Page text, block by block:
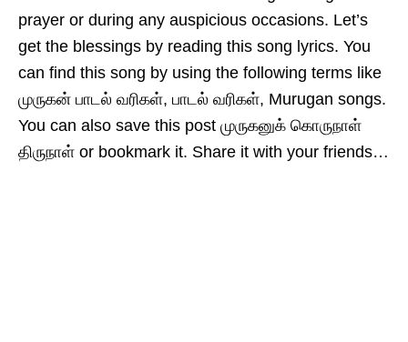
prayer or during any auspicious occasions. Let’s
get the blessings by reading this song lyrics. You
can find this song by using the following terms like
முருகன் பாடல் வரிகள், பாடல் வரிகள், Murugan songs.
You can also save this post முருகனுக் கொருநாள்
திருநாள் or bookmark it. Share it with your friends…